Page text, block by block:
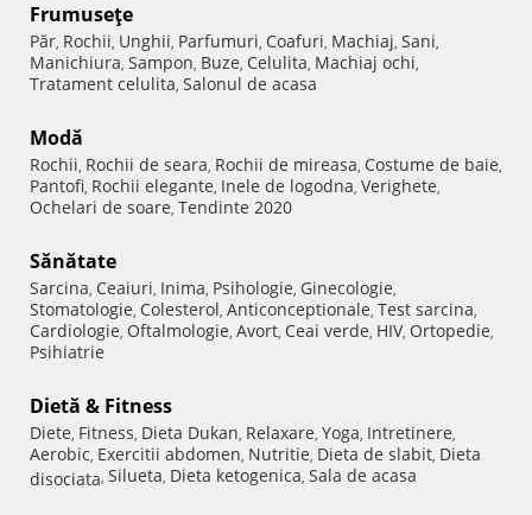
Frumuseţe
Păr, Rochii, Unghii, Parfumuri, Coafuri, Machiaj, Sani,
Manichiura, Sampon, Buze, Celulita, Machiaj ochi,
Tratament celulita, Salonul de acasa
Modă
Rochii, Rochii de seara, Rochii de mireasa, Costume de baie,
Pantofi, Rochii elegante, Inele de logodna, Verighete,
Ochelari de soare, Tendinte 2020
Sănătate
Sarcina, Ceaiuri, Inima, Psihologie, Ginecologie,
Stomatologie, Colesterol, Anticonceptionale, Test sarcina,
Cardiologie, Oftalmologie, Avort, Ceai verde, HIV, Ortopedie,
Psihiatrie
Dietă & Fitness
Diete, Fitness, Dieta Dukan, Relaxare, Yoga, Intretinere,
Aerobic, Exercitii abdomen, Nutritie, Dieta de slabit, Dieta
disociata, Silueta, Dieta ketogenica, Sala de acasa